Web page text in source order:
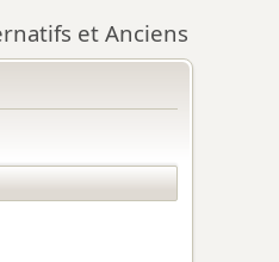
et Anciens